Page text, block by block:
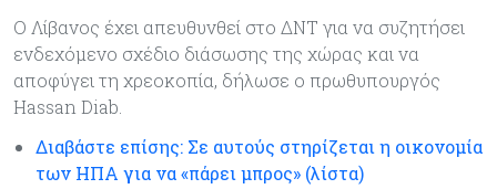
Ο Λίβανος έχει απευθυνθεί στο ΔΝΤ για να συζητήσει
ενδεχόμενο σχέδιο διάσωσης της χώρας και να
αποφύγει τη χρεοκοπία, δήλωσε ο πρωθυπουργός
Hassan Diab.
Διαβάστε επίσης: Σε αυτούς στηρίζεται η οικονομία
των ΗΠΑ για να «πάρει μπρος» (λίστα)